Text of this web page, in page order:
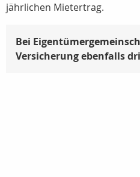
jährlichen Mietertrag.
Bei
Versicherung ebenfalls